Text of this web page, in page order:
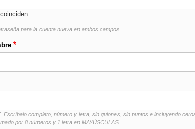
para la cuenta nueva en ambos campos.
Escríbalo completo, número y letra, sin guiones, sin puntos e incluyendo
por 8 números y 1 letra en MAYÚSCULAS.